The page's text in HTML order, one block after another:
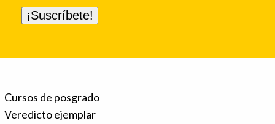
Cursos de posgrado
Veredicto ejemplar